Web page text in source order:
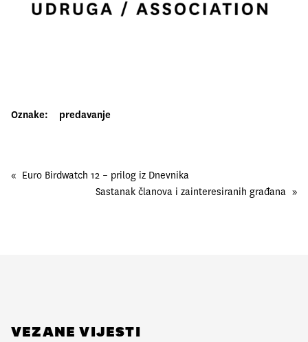
Oznake: predavanje
« Euro Birdwatch 12 – prilog iz Dnevnika
Sastanak članova i zainteresiranih građana »
VEZANE VIJESTI